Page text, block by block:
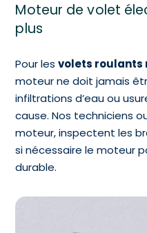
Moteur de volet
plus
Pour lesvolets roulants
moteur ne doit jamais
infiltrations d’eau ou
cause.Nos techniciens
moteur, inspectent les
si nécessaire le moteur
durable.